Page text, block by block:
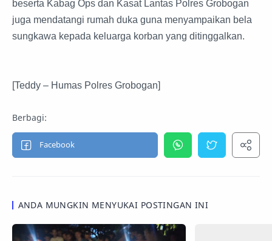
beserta Kabag Ops dan Kasat Lantas Polres Grobogan
juga mendatangi rumah duka guna menyampaikan bela
sungkawa kepada keluarga korban yang ditinggalkan.
[Teddy – Humas Polres Grobogan]
ANDA MUNGKIN MENYUKAI POSTINGAN INI